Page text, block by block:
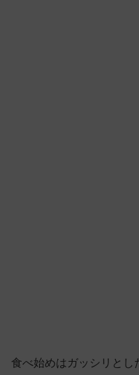
食べ始めはガッシリとし